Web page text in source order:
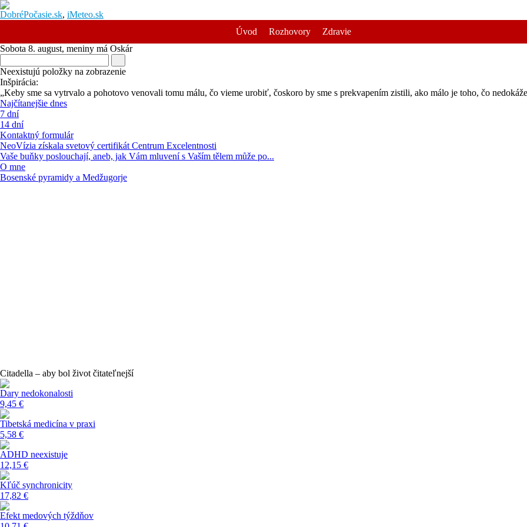
DobréPočasie.sk, iMeteo.sk
Úvod
Rozhovory
Zdravie
Sobota 8. august, meniny má Oskár
Neexistujú položky na zobrazenie
Inšpirácia:
„Keby sme sa vytrvalo a pohotovo venovali tomu málu, čo vieme urobiť, čoskoro by sme s prekvapením zistili, ako málo je toho, čo
Najčítanejšie dnes
7 dní
14 dní
Kontaktný formulár
NeoVízia získala svetový certifikát Centrum Excelentnosti
Vaše buňky poslouchají, aneb, jak Vám mluvení s Vaším tělem může po...
O mne
Bosenské pyramidy a Medžugorje
Citadella – aby bol život čitateľnejší
Dary nedokonalosti
9,45 €
Tibetská medicína v praxi
5,58 €
ADHD neexistuje
12,15 €
Kľúč synchronicity
17,82 €
Efekt medových týždňov